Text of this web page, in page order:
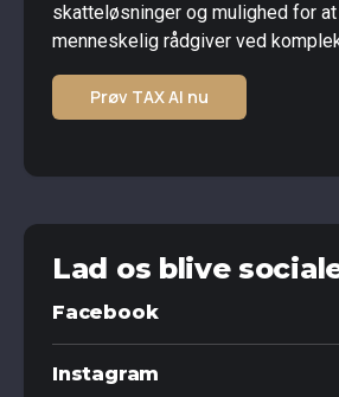
skatteløsninger og mulighed for
menneskelig rådgiver ved
Prøv TAX AI nu
Lad os blive
Facebook
Instagram